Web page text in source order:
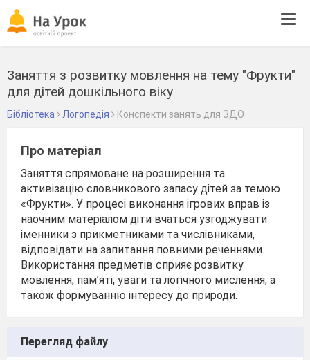
Заняття з розвитку мовлення на тему "Фрукти"
для дітей дошкільного віку
Бібліотека Логопедія Конспекти занять для ЗДО
Про матеріал
Заняття спрямоване на розширення та
активізацію словникового запасу дітей за темою
«Фрукти». У процесі виконання ігрових вправ із
наочним матеріалом діти вчаться узгоджувати
іменники з прикметниками та числівниками,
відповідати на запитання повними реченнями.
Використання предметів сприяє розвитку
мовлення, пам’яті, уваги та логічного мислення, а
також формуванню інтересу до природи.
Перегляд файлу